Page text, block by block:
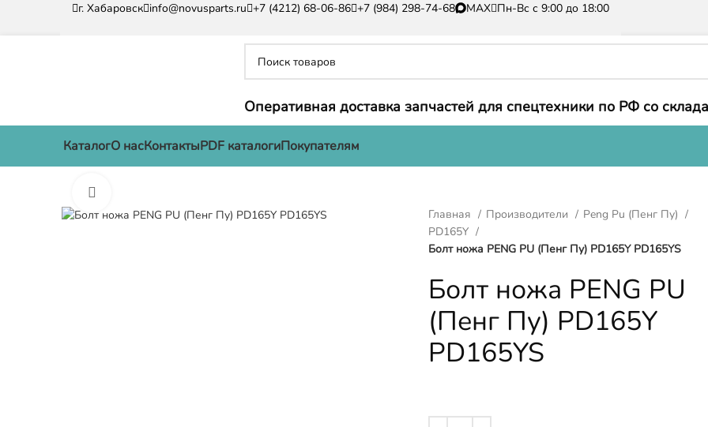
г. Хабаровск info@novusparts.ru +7 (4212) 68-06-86 +7 (984) 298-74-68 MAX Пн-Вс с 9:00 до 18:00
Оперативная доставка запчастей для спецтехники по РФ со
КаталогО насКонтактыPDF каталогиПокупателям
Главная Производители
Peng Pu (Пенг Пу)
PD165Y
Болт ножа PENG PU (Пенг Пу) PD165Y PD165YS
Болт ножа PENG PU
(Пенг Пу) PD165Y
PD165YS